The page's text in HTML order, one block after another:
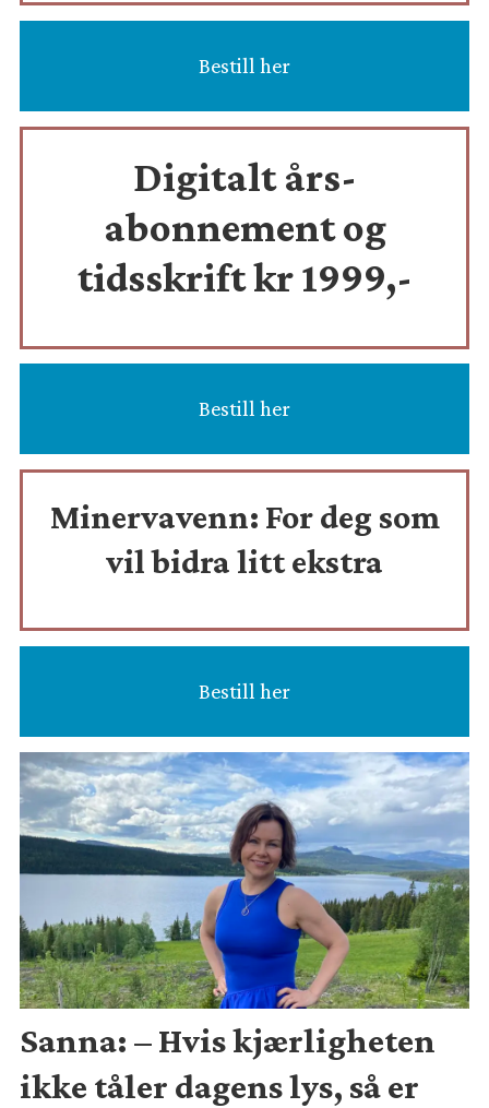
Bestill her
Digitalt års-
abonnement og
tidsskriftkr 1999,-
Bestill her
Minervavenn: For deg som
vil bidra litt ekstra
Bestill her
Sanna: – Hvis kjærligheten
ikke tåler dagens lys, så er